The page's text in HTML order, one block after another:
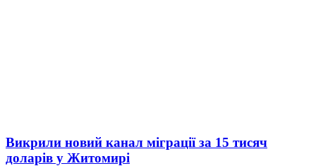
Викрили новий канал міграції за 15 тисяч
доларів у Житомирі